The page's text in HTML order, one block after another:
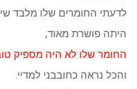
לדעתי החומרים שלו מלבד
היתה פושרת מאוד,
החומר שלו לא היה מספיק
והכל נראה כחובבני למדיי.